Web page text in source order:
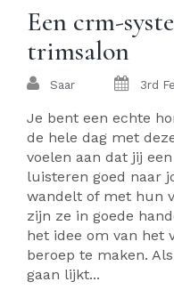
Een crm-
trimsalon
Saar 3rd
Je bent een echte
de hele dag met
voelen aan dat jij
luisteren goed naar
wandelt of met hun
zijn ze in goede
het idee om van het
beroep te maken.
gaan lijkt...